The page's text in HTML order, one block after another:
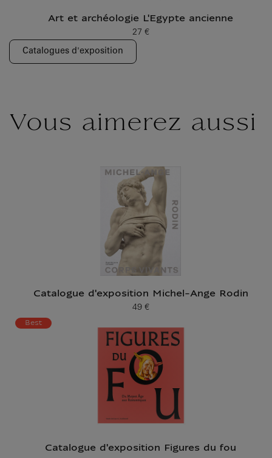
Art et archéologie L'Egypte ancienne
Prix ​​actuel
27 €
Catalogues d'exposition
Vous aimerez aussi
Catalogue d'exposition Michel-Ange Rodin
Prix ​​actuel
49 €
Best
Catalogue d'exposition Figures du fou